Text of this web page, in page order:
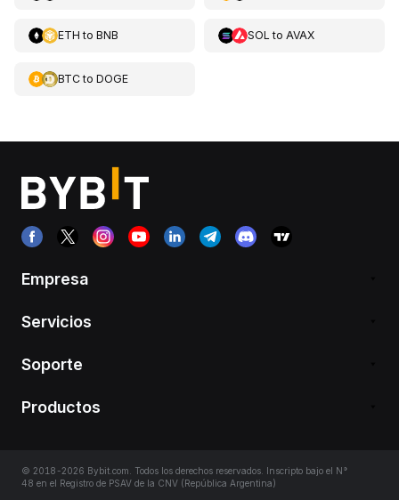
ETH to BNB SOL to AVAX
BTCto DOGE
Empresa
Servicios
Soporte
Productos
© 2018-2026 Bybit.com. Todos los derechos reservados. Inscripto bajo el N°
48 en el Registro de PSAV de la CNV (República Argentina)